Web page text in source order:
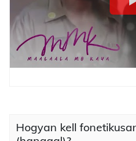
Hogyan kell